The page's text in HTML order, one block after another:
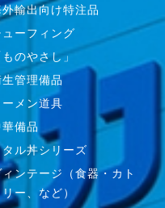
輸出向け特注品
ューフィング
ものやさし」
生管理備品
ーメン道具
備品
タル丼シリーズ
ィンテージ（食器・カト
リー、など）